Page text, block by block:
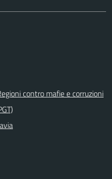
contro mafie e corruzioni